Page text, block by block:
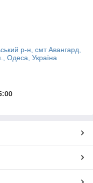
р-н, смт Авангард,
Одеса, Україна